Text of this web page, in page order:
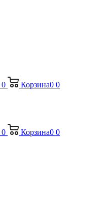
0 Корзина0 0
0 Корзина0 0